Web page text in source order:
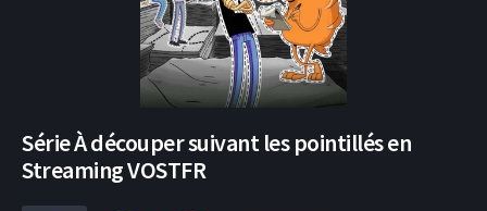
Série À découper suivant les pointillés en
Streaming VOSTFR